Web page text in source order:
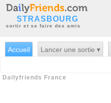
STRASBOURG
sortir et se faire des amis
Accueil Lancer une sortie ▾
Dailyfriends France